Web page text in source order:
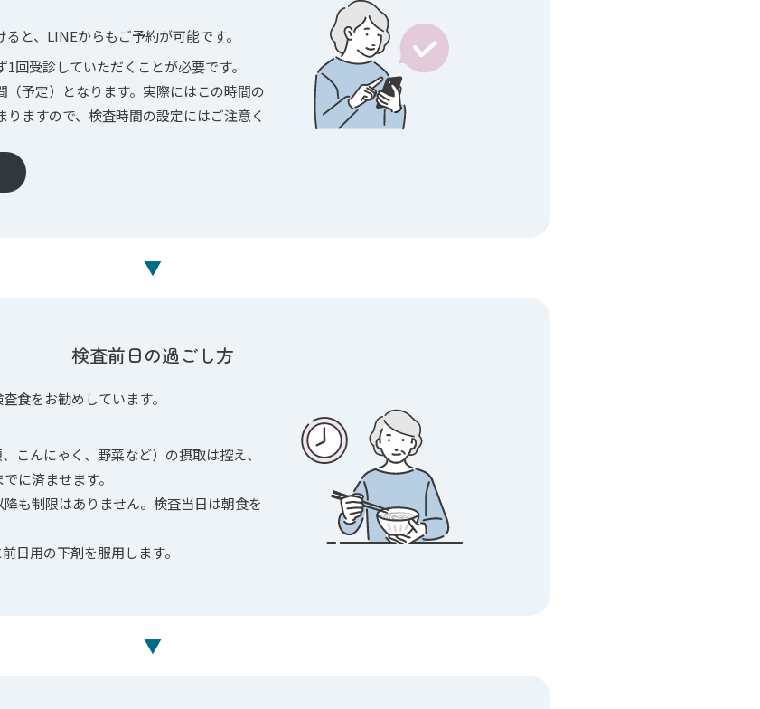
と、LINEからもご予約が可能です。
回受診していただくことが必要です。
予定）となります。実際にはこの時間の
りますので、検査時間の設定にはご注意く
▼
検査前日の過ごし方
食をお勧めしています。
こんにゃく、野菜など）の摂取は控え、
に済ませます。
も制限はありません。検査当日は朝食を
日用の下剤を服用します。
▼